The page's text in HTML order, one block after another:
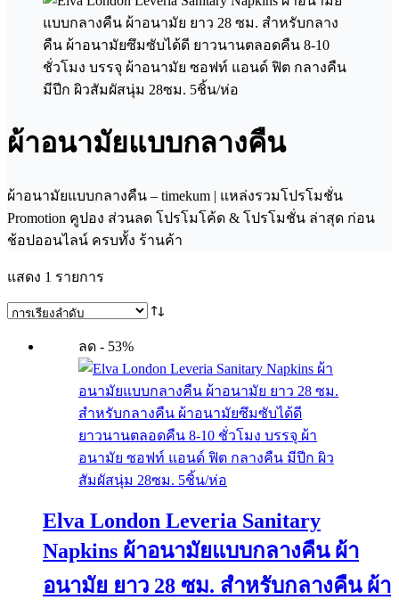
ผ้าอนามัยแบบกลางคืน
ผ้าอนามัยแบบกลางคืน – timekum | แหล่งรวมโปรโมชั่น
Promotion คูปอง ส่วนลด โปรโมโค้ด & โปรโมชั่น ล่าสุด ก่อน
ช้อปออนไลน์ ครบทั้ง ร้านค้า
แสดง 1 รายการ
ลด - 53%
Elva London Leveria Sanitary
Napkins ผ้าอนามัยแบบกลางคืน ผ้า
อนามัย ยาว 28 ซม. สำหรับกลางคืน ผ้า